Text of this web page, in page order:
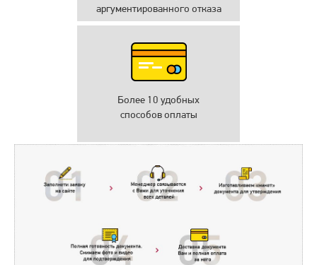
аргументированного отказа
Более 10 удобных
способов оплаты